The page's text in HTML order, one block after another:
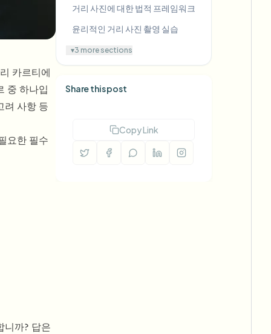
카르티에
중 하나입
려 사항 등
요한 필수
니까? 답은
거리 사진에 대한 법적 프레임워크
윤리적인 거리 사진 촬영 실습
▾3 more sections
Share this post
Copy Link